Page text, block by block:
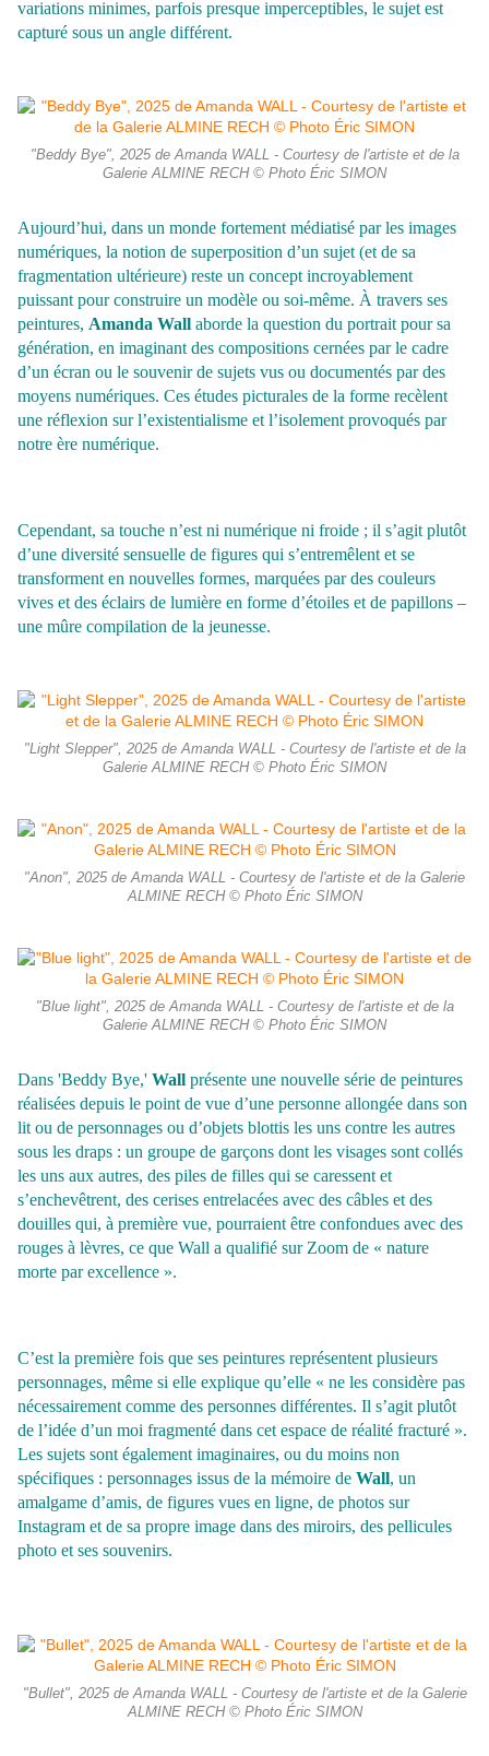
variations minimes, parfois presque imperceptibles, le sujet est
capturé sous un angle différent.
"Beddy Bye", 2025 de Amanda WALL - Courtesy de l'artiste et de la
Galerie ALMINE RECH © Photo Éric SIMON
Aujourd’hui, dans un monde fortement médiatisé par les images
numériques, la notion de superposition d’un sujet (et de sa
fragmentation ultérieure) reste un concept incroyablement
puissant pour construire un modèle ou soi-même. À travers ses
peintures, Amanda Wall aborde la question du portrait pour sa
génération, en imaginant des compositions cernées par le cadre
d’un écran ou le souvenir de sujets vus ou documentés par des
moyens numériques. Ces études picturales de la forme recèlent
une réflexion sur l’existentialisme et l’isolement provoqués par
notre ère numérique.
Cependant, sa touche n’est ni numérique ni froide ; il s’agit plutôt
d’une diversité sensuelle de figures qui s’entremêlent et se
transforment en nouvelles formes, marquées par des couleurs
vives et des éclairs de lumière en forme d’étoiles et de papillons –
une mûre compilation de la jeunesse.
"Light Slepper", 2025 de Amanda WALL - Courtesy de l'artiste et de la
Galerie ALMINE RECH © Photo Éric SIMON
"Anon", 2025 de Amanda WALL - Courtesy de l'artiste et de la Galerie
ALMINE RECH © Photo Éric SIMON
"Blue light", 2025 de Amanda WALL - Courtesy de l'artiste et de la
Galerie ALMINE RECH © Photo Éric SIMON
Dans 'Beddy Bye,' Wall présente une nouvelle série de peintures
réalisées depuis le point de vue d’une personne allongée dans son
lit ou de personnages ou d’objets blottis les uns contre les autres
sous les draps : un groupe de garçons dont les visages sont collés
les uns aux autres, des piles de filles qui se caressent et
s’enchevêtrent, des cerises entrelacées avec des câbles et des
douilles qui, à première vue, pourraient être confondues avec des
rouges à lèvres, ce que Wall a qualifié sur Zoom de « nature
morte par excellence ».
C’est la première fois que ses peintures représentent plusieurs
personnages, même si elle explique qu’elle « ne les considère pas
nécessairement comme des personnes différentes. Il s’agit plutôt
de l’idée d’un moi fragmenté dans cet espace de réalité fracturé ».
Les sujets sont également imaginaires, ou du moins non
spécifiques : personnages issus de la mémoire de Wall, un
amalgame d’amis, de figures vues en ligne, de photos sur
Instagram et de sa propre image dans des miroirs, des pellicules
photo et ses souvenirs.
"Bullet", 2025 de Amanda WALL - Courtesy de l'artiste et de la Galerie
ALMINE RECH © Photo Éric SIMON